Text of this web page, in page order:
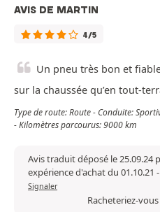
AVIS DE MARTIN
4/5
Un pneu très bon et
sur la chaussée qu’en tout-
Type de route: Route - Conduite:
- Kilomètres parcourus: 9000 km
Avis traduit déposé le 25.09.24
expérience d'achat du 01.10.21 -
Signaler
Racheteriez-